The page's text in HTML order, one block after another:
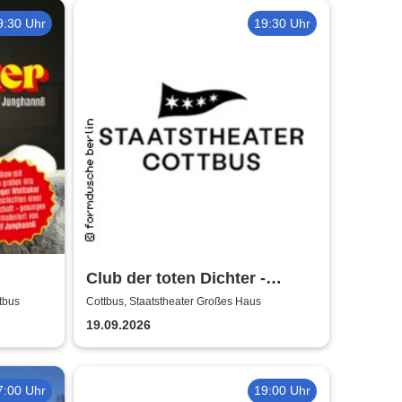
Uhr 19:30 Uhr
Club der toten Dichter -
Staatstheater Cottbus
Cottbus, Staatstheater Großes Haus
19.09.2026
Uhr 19:00 Uhr